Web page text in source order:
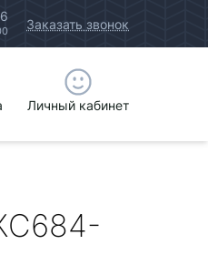
Заказать звонок
Личный кабинет